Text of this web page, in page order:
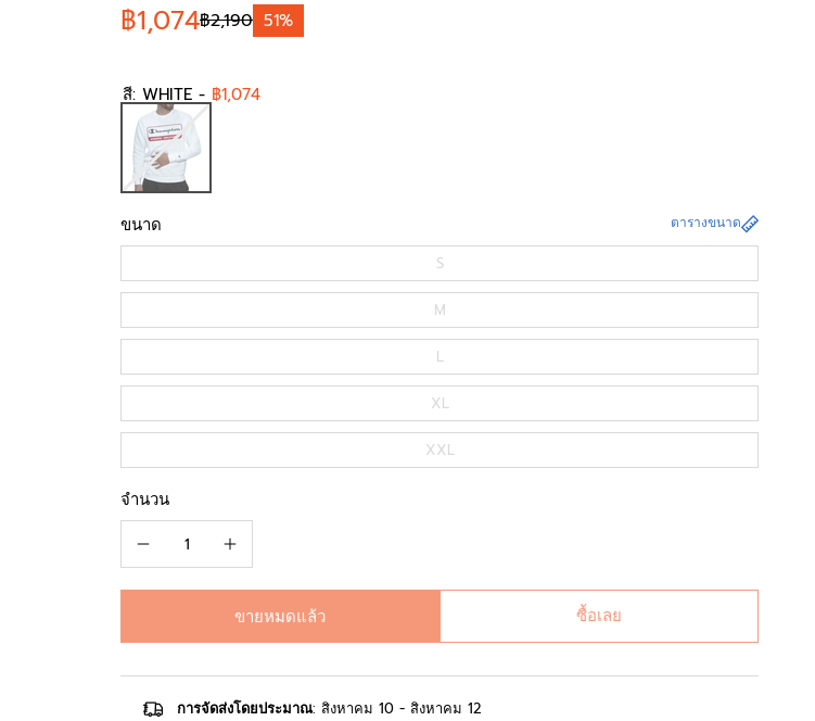
฿1,074฿2,190 51%
สี: WHITE - ฿1,074
ขนาด ตารางขนาด
S
M
L
XL
XXL
จำนวน
ขายหมดแล้ว ซื้อเลย
การจัดส่งโดยประมาณ: สิงหาคม 10 - สิงหาคม 12